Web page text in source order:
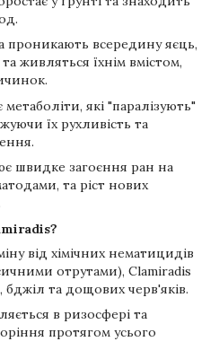
проникають всередину яєць,
живляться їхнім вмістом,
метаболіти, які "паралізують"
їх рухливість та
швидке загоєння ран на
та ріст нових
від хімічних нематицидів
отрутами), Clamiradis
та дощових черв'яків.
в ризосфері та
протягом усього